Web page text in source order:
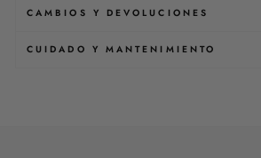
CAMBIOS Y DEVOLUCIONES
CUIDADO Y MANTENIMIENTO